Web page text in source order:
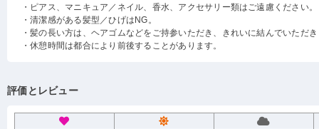
・ピアス、マニキュア／ネイル、香水、アクセサリー類はご遠慮ください。
・清潔感がある髪型／ひげはNG。
・髪の長い方は、ヘアゴムなどをご持参いただき、きれいに結んでいただ
・休憩時間は都合により前後することがあります。
評価とレビュー